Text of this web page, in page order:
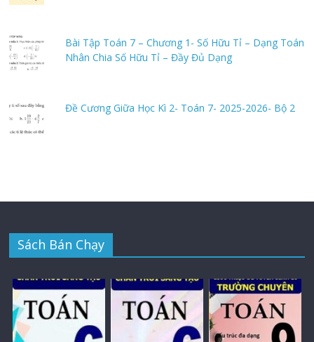
Bài Tập Toán 7 – Chương 1- Số Hữu Tỉ – Dạng Toán
Nhân Chia Số Hữu Tỉ – Đầy Đủ Dạng
Đề Cương Giữa Học Kì 2- Toán 7- 2025-2026- Bộ 2
Sách Bán Chạy